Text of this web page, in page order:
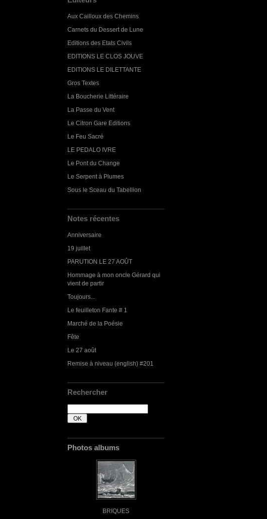
Aux Cailloux des Chemins
Carnets du Dessert de Lune
Editions des Etats Civils
EDITIONS LE CLOS JOUVE
EDITIONS LE DILETTANTE
Gros Textes
La Boucherie Littéraire
La Passe du Vent
Le Citron Gare Editions
Le Feu Sacré
LE PEDALO IVRE
Le Pont du Change
Le Serpent à Plumes
Sous le Sceau du Tabellion
Notes récentes
Anniversaire
19 juillet
PARUTION LE 27 AOÛT
Hommage à mon oncle Gérard qui
vient de partir
Toujours...
Le feuilleton Fante # 1
Marché de la Poésie
Fête
Le 27 août
Remise à niveau (english) #201
Rechercher
Photos albums
BRIQUES